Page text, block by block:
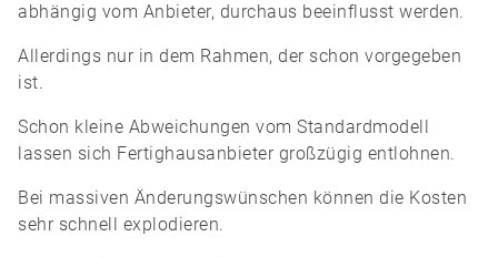
abhängig vom Anbieter, durchaus beeinflusst werden.
Allerdings nur in dem Rahmen, der schon vorgegeben
ist.
Schon kleine Abweichungen vom Standardmodell
lassen sich Fertighausanbieter großzügig entlohnen.
Bei massiven Änderungswünschen können die Kosten
sehr schnell explodieren.